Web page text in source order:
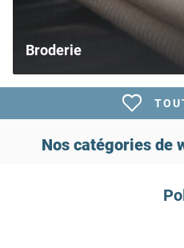
Broderie
DROIT DE
Nos catégories de